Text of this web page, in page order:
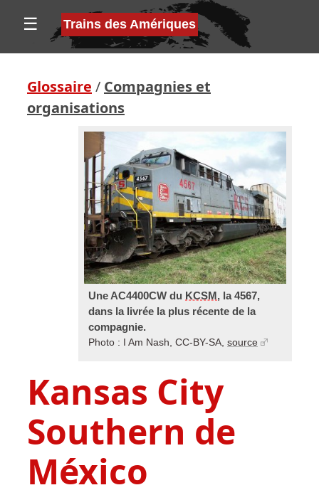
☰ Trains des Amériques
Glossaire / Compagnies et
organisations
Une AC4400CW du KCSM, la 4567,
dans la livrée la plus récente de la
compagnie.
Photo : I Am Nash, CC-BY-SA, source
Kansas City
Southern de
México